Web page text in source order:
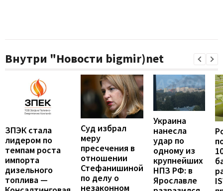
Внутри "Новости bigmir)net
ЗПЭК стала
лидером по
темпам роста
импорта
дизельного
топлива —
Суд избрал
меру
пресечения в
отношении
Стефанишиной
по делу о
незаконном
Украина
нанесла
удар по
одному из
крупнейших
НПЗ РФ: в
Ярославле